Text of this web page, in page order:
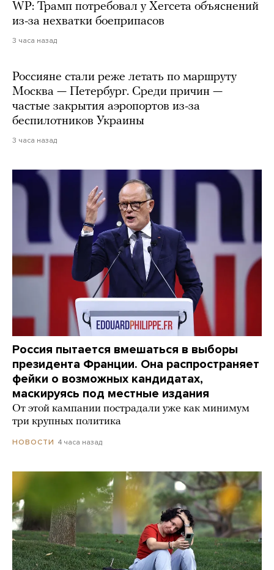
WP: Трамп потребовал у Хегсета объяснений
из-за нехватки боеприпасов
3 часа назад
Россияне стали реже летать по маршруту
Москва — Петербург. Среди причин —
частые закрытия аэропортов из-за
беспилотников Украины
3 часа назад
Россия пытается вмешаться в выборы
президента Франции. Она распространяет
фейки о возможных кандидатах,
маскируясь под местные издания
От этой кампании пострадали уже как минимум
три крупных политика
НОВОСТИ 4 часа назад